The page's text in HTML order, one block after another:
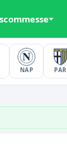
NAP PAR